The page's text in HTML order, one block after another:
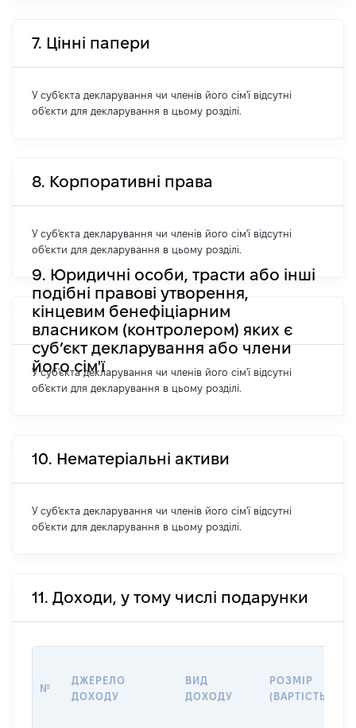
7. Цінні папери
У суб'єкта декларування чи членів його сім'ї відсутні
об'єкти для декларування в цьому розділі.
8. Корпоративні права
У суб'єкта декларування чи членів його сім'ї відсутні
об'єкти для декларування в цьому розділі.
9. Юридичні особи, трасти або інші
подібні правові утворення,
кінцевим бенефіціарним
власником (контролером) яких є
суб’єкт декларування або члени
його сім'ї
У суб'єкта декларування чи членів його сім'ї відсутні
об'єкти для декларування в цьому розділі.
10. Нематеріальні активи
У суб'єкта декларування чи членів його сім'ї відсутні
об'єкти для декларування в цьому розділі.
11. Доходи, у тому числі подарунки
№
ДЖЕРЕЛО
ДОХОДУ
ВИД
ДОХОДУ
РОЗМІР
(ВАРТІСТЬ)